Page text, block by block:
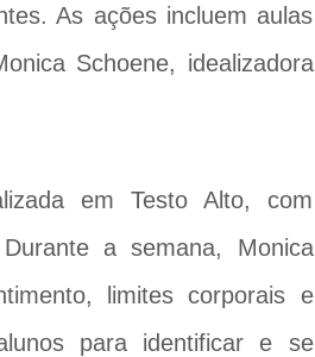
As ações incluem aulas
Schoene, idealizadora
em Testo Alto, com
a semana, Monica
limites corporais e
para identificar e se